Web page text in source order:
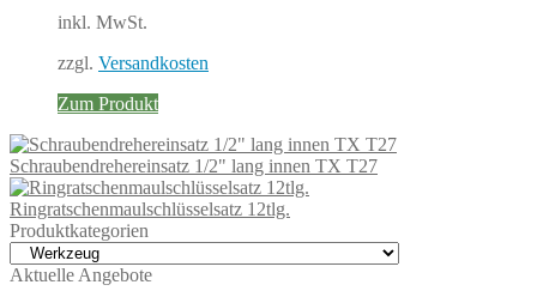
inkl. MwSt.
zzgl. Versandkosten
Zum Produkt
Schraubendrehereinsatz 1/2" lang innen TX T27
Ringratschenmaulschlüsselsatz 12tlg.
Produktkategorien
Aktuelle Angebote